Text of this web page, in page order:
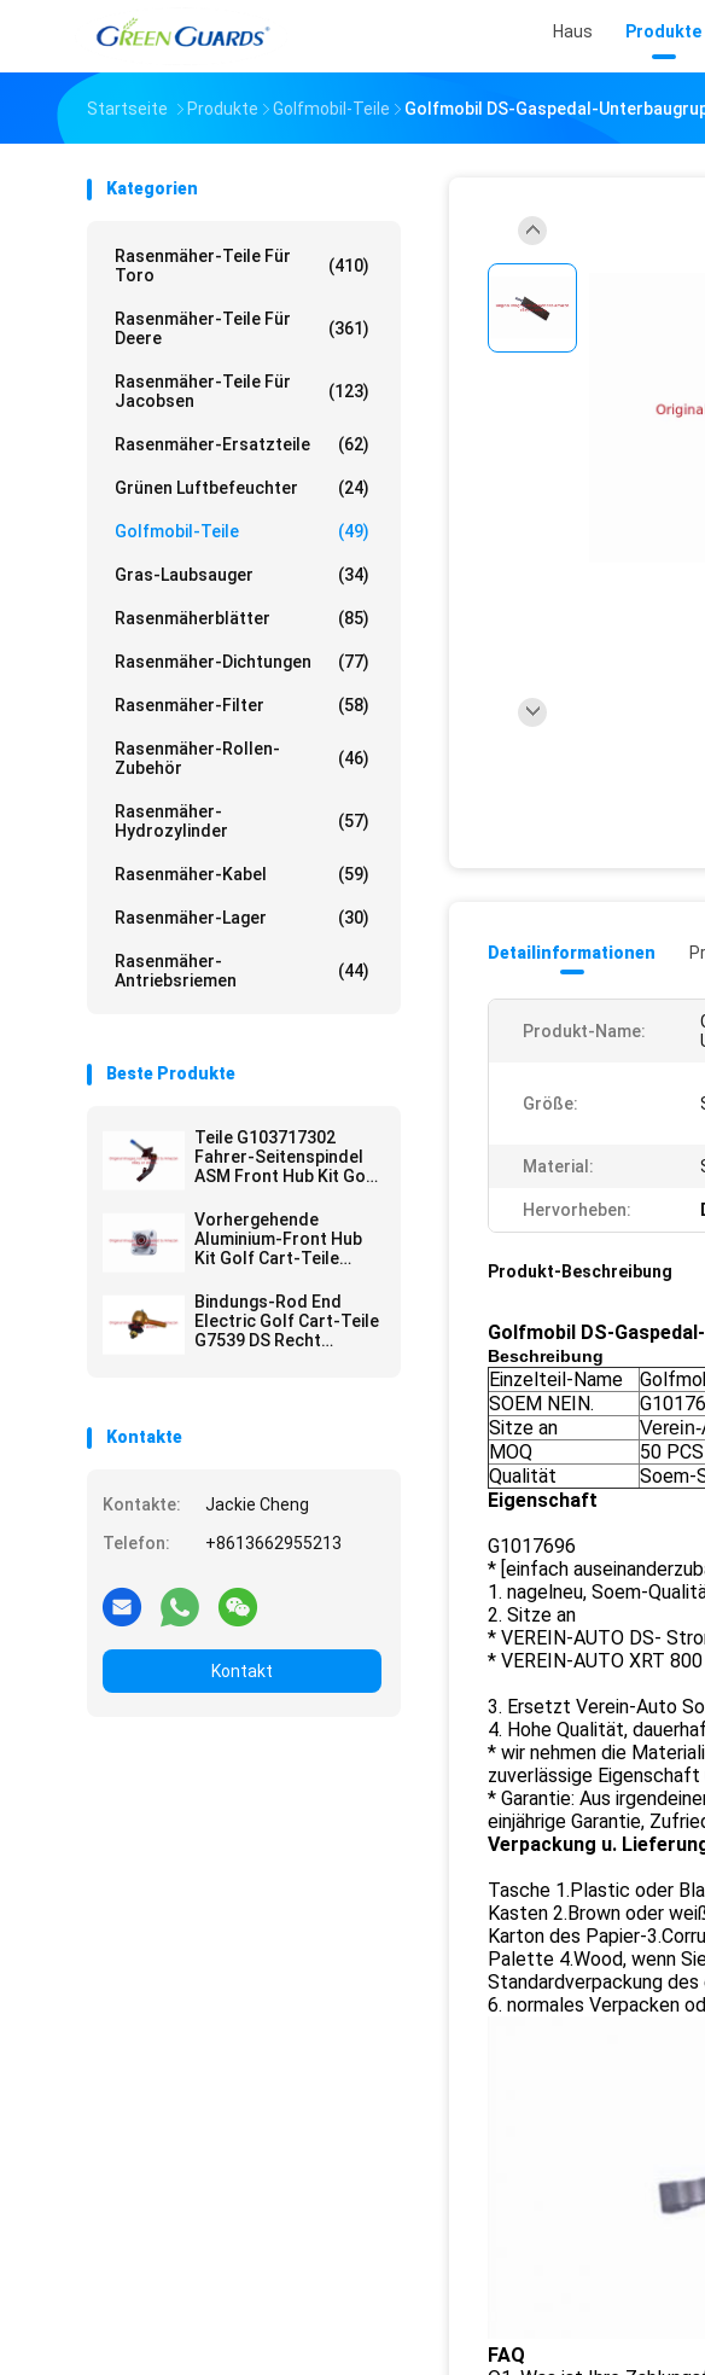
Haus Produkte
Startseite Produkte Golfmobil-Teile Golfmobil DS-Gaspedal-
Kategorien
Rasenmäher-Teile Für
Toro
(410)
Rasenmäher-Teile Für
Deere
(361)
Rasenmäher-Teile Für
Jacobsen
(123)
Rasenmäher-Ersatzteile (62)
Grünen Luftbefeuchter (24)
Golfmobil-Teile (49)
Gras-Laubsauger (34)
Rasenmäherblätter (85)
Rasenmäher-Dichtungen (77)
Rasenmäher-Filter (58)
Rasenmäher-Rollen-
Zubehör
(46)
Rasenmäher-
Hydrozylinder
(57)
Rasenmäher-Kabel (59)
Rasenmäher-Lager (30)
Rasenmäher-
Antriebsriemen
(44)
Beste Produkte
Teile G103717302
Fahrer-Seitenspindel
ASM Front Hub Kit Golf
Vorhergehende
Aluminium-Front Hub
Kit Golf Cart-Teile
Bindungs-Rod End
Electric Golf Cart-Teile
G7539 DS Recht
Kontakte
Kontakte:
Jackie Cheng
Telefon:
+8613662955213
Kontakt
Detailinformationen
Produkt-Name:
Größe:
Material:
Hervorheben:
Produkt-Beschreibung
Golfmobil DS-
Beschreibung
Einzelteil-Name
SOEM NEIN.
Sitze an
MOQ
50 PCS
Qualität
Soem-
Eigenschaft
G1017696
* [einfach
1. nagelneu, Soem-
2. Sitze an
* VEREIN-AUTO DS-
* VEREIN-AUTO XRT
3. Ersetzt Verein-Auto
4. Hohe Qualität,
* wir nehmen die
zuverlässige
* Garantie: Aus
einjährige Garantie,
Verpackung u.
Tasche 1.Plastic oder
Kasten 2.Brown oder
Karton des Papier-
Palette 4.Wood, wenn
Standardverpackung
6. normales Verpacken
FAQ